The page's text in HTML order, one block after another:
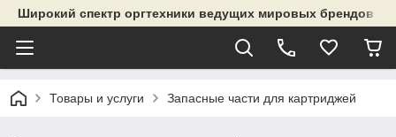
Широкий спектр оргтехники ведущих мировых брендов и
Товары и услуги Запасные части для картриджей